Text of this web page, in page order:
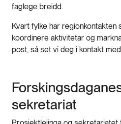
faglege breidd.
Kvart fylke har regionkontakten
koordinere aktivitetar og
post, så set vi deg i kontakt
sekretariat